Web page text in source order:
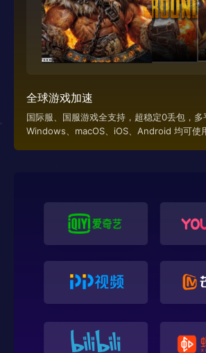
全球游戏加速
国际服、国服游戏全支持，超稳定0丢包，多
Windows、macOS、iOS、Android 均可使